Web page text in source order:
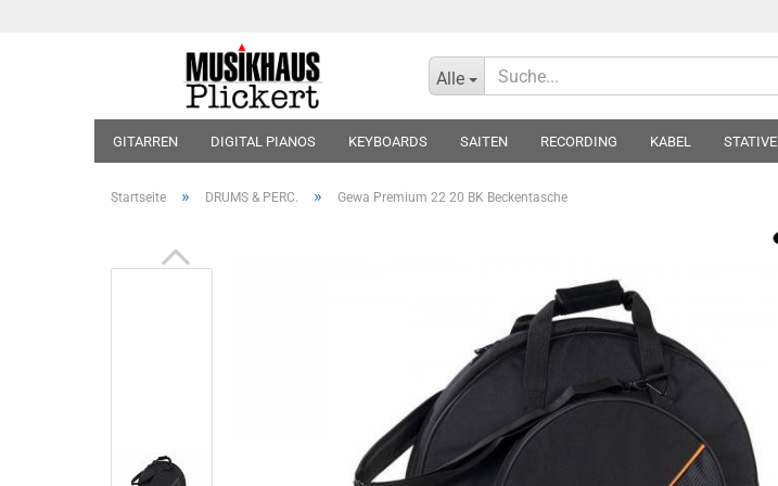
Alle
GITARREN DIGITAL PIANOS KEYBOARDS SAITEN RECORDING KABEL STATIVE
Startseite » DRUMS & PERC. » Gewa Premium 22 20 BK Beckentasche